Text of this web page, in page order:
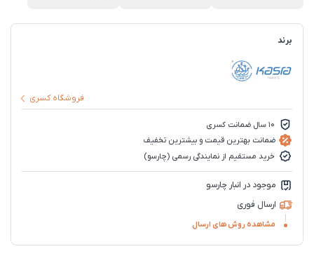
برند
فروشگاه کسری
10 سال ضمانت کسری
ضمانت بهترین قیمت و بیشترین تخفیف
خرید مستقیم از نمایندگی رسمی (چارسو)
موجود در انبار چارسو
ارسال فوری
مشاهده روش های ارسال